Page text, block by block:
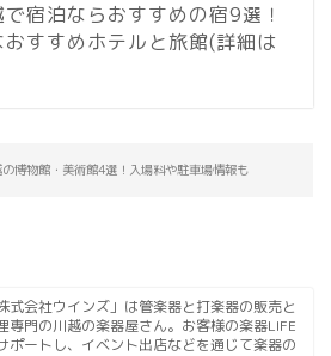
で宿泊ならおすすめの宿9選！
すすめホテルと旅館(詳細は
の博物館・美術館4選！入場料や駐車場情報も
式会社ウインズ」は管楽器と打楽器の販売と
専門の川越の楽器屋さん。お客様の楽器LIFE
ポートし、イベント出店などを通じて楽器の